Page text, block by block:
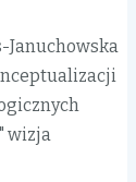
Januchowska
wizja